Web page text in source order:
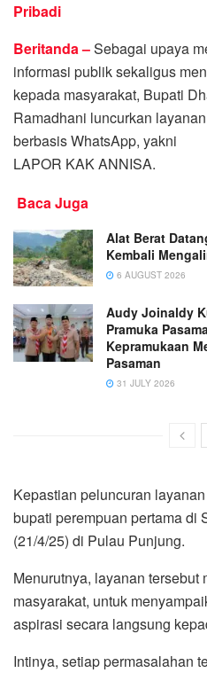
Pribadi
Beritanda –Sebagai upaya
informasi publik sekaligus
kepada masyarakat, Bupati
Ramadhani luncurkan
berbasis WhatsApp, yakni
LAPOR KAK ANNISA.
Baca Juga
Alat Berat
Kembali
6 AUGUST 2026
Audy Joinaldy
Pramuka
Kepramukaan
Pasaman
31 JULY 2026
Kepastian peluncuran
bupati perempuan pertama di
(21/4/25) di Pulau Punjung.
Menurutnya, layanan
masyarakat, untuk
aspirasi secara langsung
Intinya, setiap permasalahan